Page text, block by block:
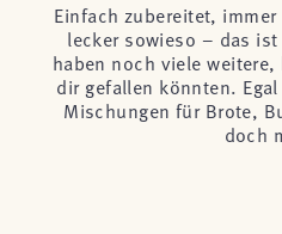
Einfach zubereitet,
lecker sowieso – das
haben noch viele
dir gefallen könnten.
Mischungen für Brote,
doch